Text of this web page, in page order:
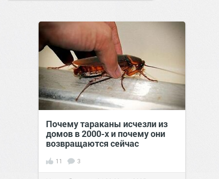
Почему тараканы исчезли из
домов в 2000-х и почему они
возвращаются сейчас
11 3